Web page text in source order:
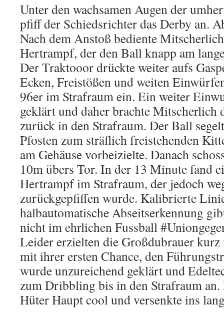
Unter den wachsamen Augen der
pfiff der Schiedsrichter das Derby an.
Nach dem Anstoß bediente
Hertrampf, der den Ball knapp am
Der Traktooor drückte weiter aufs
Ecken, Freistößen und weiten
96er im Strafraum ein. Ein weiter
geklärt und daher brachte Mitscherlich
zurück in den Strafraum. Der Ball
Pfosten zum sträflich freistehenden
am Gehäuse vorbeizielte. Danach
10m übers Tor. In der 13 Minute fand
Hertrampf im Strafraum, der jedoch
zurückgepfiffen wurde. Kalibrierte
halbautomatische Abseitserkennung
nicht im ehrlichen Fussball
Leider erzielten die Großdubrauer
mit ihrer ersten Chance, den
wurde unzureichend geklärt und
zum Dribbling bis in den Strafraum
Hüter Haupt cool und versenkte ins